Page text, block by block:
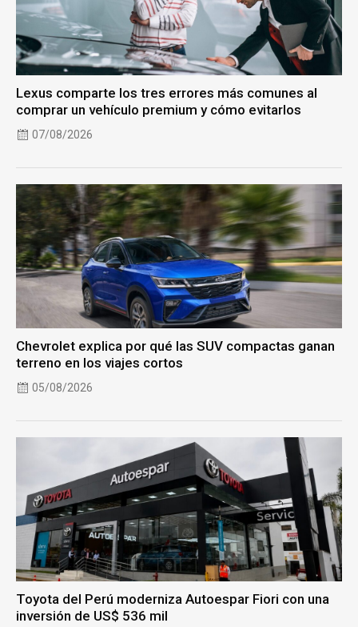
Lexus comparte los tres errores más comunes al
comprar un vehículo premium y cómo evitarlos
07/08/2026
Chevrolet explica por qué las SUV compactas ganan
terreno en los viajes cortos
05/08/2026
Toyota del Perú moderniza Autoespar Fiori con una
inversión de US$ 536 mil